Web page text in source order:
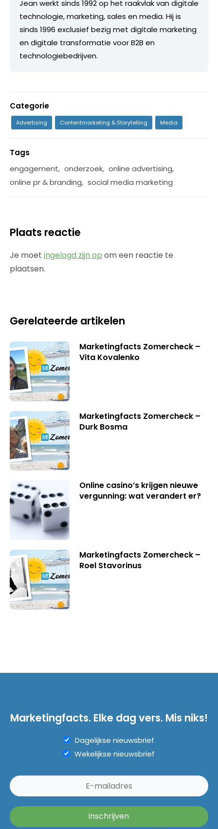
Jean werkt sinds 1992 op het raakvlak van digitale
technologie, marketing, sales en media. Hij is
sinds 1996 exclusief bezig met digitale marketing
en digitale transformatie voor B2B en
technologiebedrijven.
Categorie
Advertising Contentmarketing & Storytelling Media
Tags
engagement, onderzoek, online advertising,
online pr & branding, social media marketing
Plaats reactie
Je moet ingelogd zijn op om een reactie te
plaatsen.
Gerelateerde artikelen
Marketingfacts Zomercheck –
Vita Kovalenko
Marketingfacts Zomercheck –
Durk Bosma
Online casino’s krijgen nieuwe
vergunning: wat verandert er?
Marketingfacts Zomercheck –
Roel Stavorinus
Marketingfacts. Elke dag vers. Mis niks!
Dagelijkse nieuwsbrief
Wekelijkse nieuwsbrief